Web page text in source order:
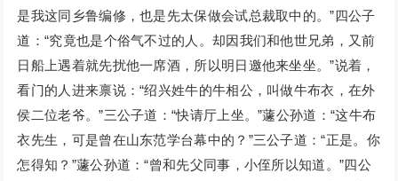
是我这同乡鲁编修，也是先太保做会试总裁取中的。”四公子
道：“究竟也是个俗气不过的人。却因我们和他世兄弟，又前
日船上遇着就先扰他一席酒，所以明日邀他来坐坐。”说着，
看门的人进来禀说：“绍兴姓牛的牛相公，叫做牛布衣，在外
侯二位老爷。”三公子道：“快请厅上坐。”蘧公孙道：“这牛布
衣先生，可是曾在山东范学台幕中的？”三公子道：“正是。你
怎得知？”蘧公孙道：“曾和先父同事，小侄所以知道。”四公